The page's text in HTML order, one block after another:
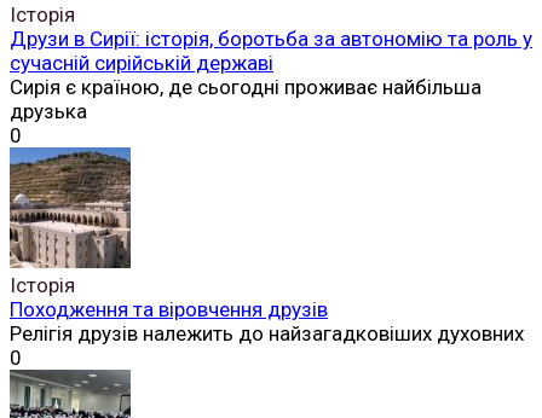
Історія
Друзи в Сирії: історія, боротьба за автономію та роль у
сучасній сирійській державі
Сирія є країною, де сьогодні проживає найбільша
друзька
0
Історія
Походження та віровчення друзів
Релігія друзів належить до найзагадковіших духовних
0